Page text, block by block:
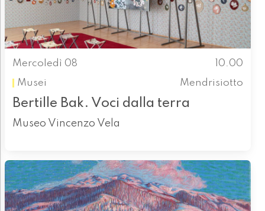
Mercoledì 08
10.00
Musei
Mendrisiotto
Bertille Bak. Voci dalla terra
Museo Vincenzo Vela